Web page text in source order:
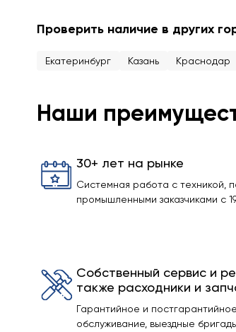
Проверить наличие в других
Екатеринбург Казань Краснодар
Наши
30+ лет на рынке
Системная работа с техникой,
промышленными заказчиками с
Собственный сервис и
также расходники и
Гарантийное и постгарантийное
обслуживание, выездные